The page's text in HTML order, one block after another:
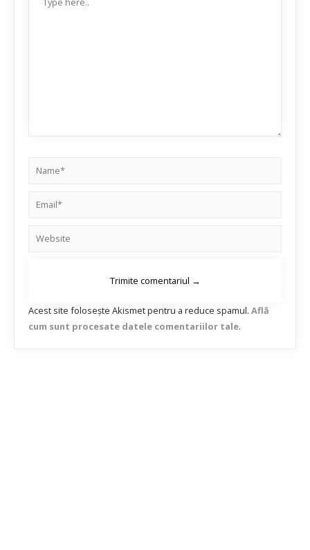
Acest site folosește Akismet pentru a reduce spamul. Află
cum sunt procesate datele comentariilor tale.